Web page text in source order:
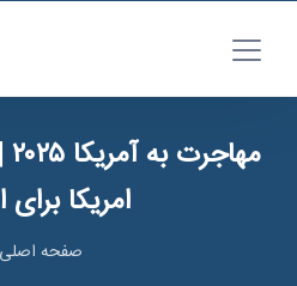
امریکا برای
صفحه اصلی